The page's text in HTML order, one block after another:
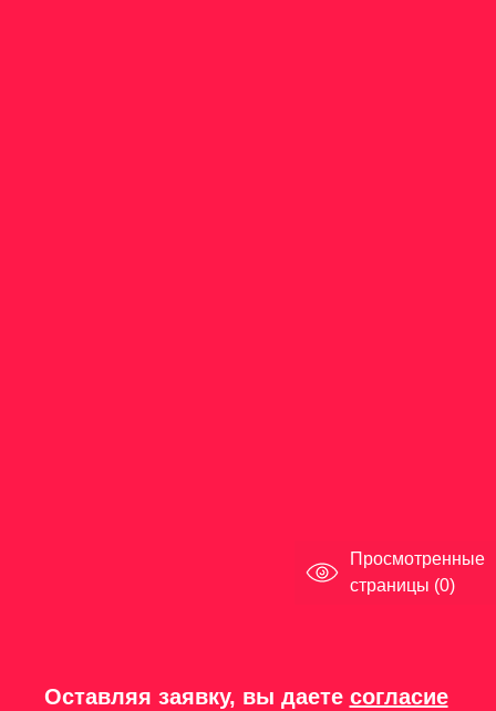
Оставляя заявку, вы даете согласие
Просмотренные
страницы (0)